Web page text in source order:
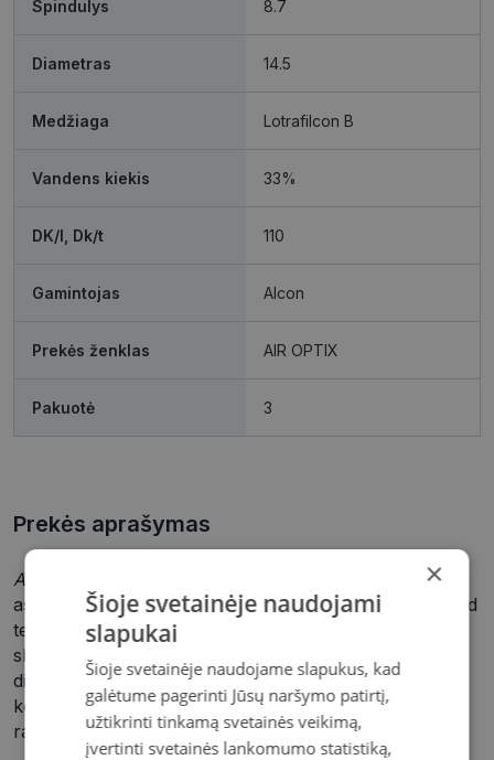
Spindulys 8.7
Diametras 14.5
Medžiaga Lotrafilcon B
Vandens kiekis 33%
DK/l, Dk/t 110
Gamintojas Alcon
Prekės ženklas AIR OPTIX
Pakuotė 3
Prekės aprašymas
Air Optix for Astigmatism +HydraGlyde
mėnesiniai
astigmatiniai kontaktiniai lęšiai sukurti pagal SmartShield
technologiją, kai sukuriamas itin plonas apsauginis
sluoksnis, skirtas saugoti Jūsų lęšius nuo akis
dirginančių apnašų visą mėnesį. Šis sluoksnis padeda
kovoti su baltymais ir lipidais, esančiais ašarose bei
rankų kremo, akių tušo, makiažo priemonių dalelėmis.
×
Šioje svetainėje naudojami
slapukai
Šioje svetainėje naudojame slapukus, kad
galėtume pagerinti Jūsų naršymo patirtį,
užtikrinti tinkamą svetainės veikimą,
įvertinti svetainės lankomumo statistiką,